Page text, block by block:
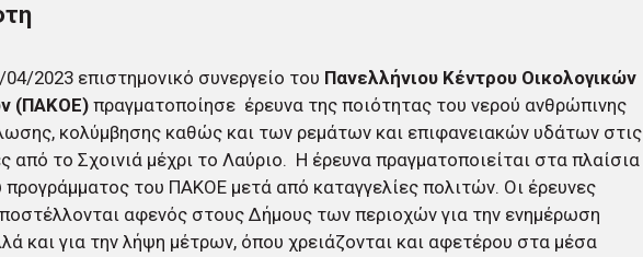
2023 επιστημονικό συνεργείο του Πανελλήνιου Κέντρου Οικολογικών
(ΠΑΚΟΕ) πραγματοποίησε έρευνα της ποιότητας του νερού ανθρώπινης
κολύμβησης καθώς και των ρεμάτων και επιφανειακών υδάτων στις
από το Σχοινιά μέχρι το Λαύριο. Η έρευνα πραγματοποιείται στα πλαίσια
προγράμματος του ΠΑΚΟΕ μετά από καταγγελίες πολιτών. Οι έρευνες
αφενός στους Δήμους των περιοχών για την ενημέρωση
και για την λήψη μέτρων, όπου χρειάζονται και αφετέρου στα μέσα